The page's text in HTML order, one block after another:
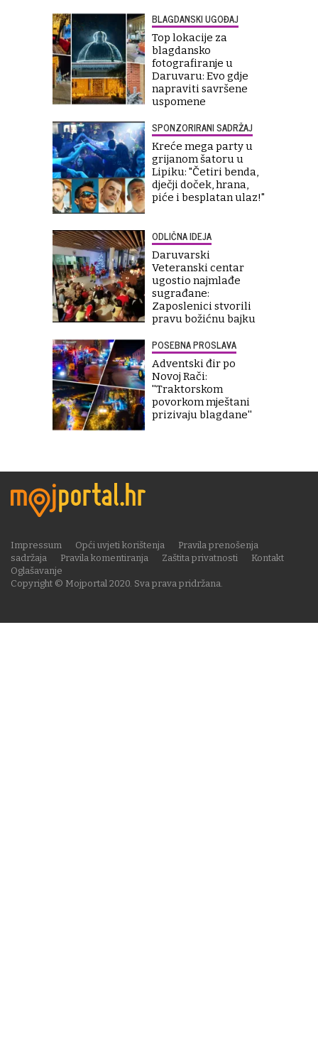
BLAGDANSKI UGOĐAJ
Top lokacije za
blagdansko
fotografiranje u
Daruvaru: Evo gdje
napraviti savršene
uspomene
SPONZORIRANI SADRŽAJ
Kreće mega party u
grijanom šatoru u
Lipiku: "Četiri benda,
dječji doček, hrana,
piće i besplatan ulaz!"
ODLIČNA IDEJA
Daruvarski
Veteranski centar
ugostio najmlađe
sugrađane:
Zaposlenici stvorili
pravu božićnu bajku
POSEBNA PROSLAVA
Adventski đir po
Novoj Rači:
''Traktorskom
povorkom mještani
prizivaju blagdane''
Copyright © Mojportal 2020. Sva prava pridržana.
Impressum Opći uvjeti korištenja
Pravila prenošenja
sadržaja
Pravila komentiranja Zaštita privatnosti
Kontakt
Oglašavanje